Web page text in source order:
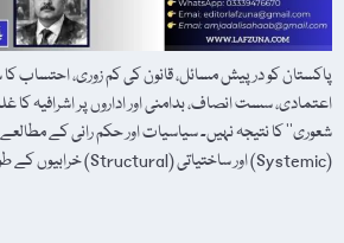
پاکستان کو درپیش مسائل، قانون کی کم زوری، احتساب کا
اعتمادی، سست انصاف، بدامنی اور اداروں پر اشرافیہ کا
شعوری‘‘ کا نتیجہ نہیں۔ سیاسیات اور حکم رانی کے
(Systemic) اور ساختیاتی (Structural) خرابیوں کے طور پر دیکھا جاتا ہے۔ اس […]